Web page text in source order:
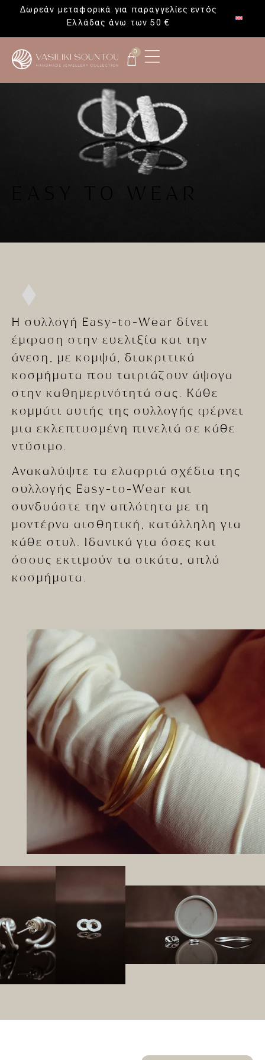
Δωρεάν μεταφορικά για παραγγελίες εντός
Ελλάδας άνω των 50 €
0
Η συλλογή Easy-to-Wear δίνει
έμφαση στην ευελιξία και την
άνεση, με κομψά, διακριτικά
κοσμήματα που ταιριάζουν άψογα
στην καθημερινότητά σας. Κάθε
κομμάτι αυτής της συλλογής φέρνει
μια εκλεπτυσμένη πινελιά σε κάθε
ντύσιμο.
Ανακαλύψτε τα ελαφριά σχέδια της
συλλογής Easy-to-Wear και
συνδυάστε την απλότητα με τη
μοντέρνα αισθητική, κατάλληλη για
κάθε στυλ. Ιδανικά για όσες και
όσους εκτιμούν τα σικάτα, απλά
κοσμήματα.